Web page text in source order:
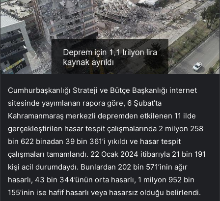
Cumhurbaşkanlığı Strateji ve Bütçe Başkanlığı internet
sitesinde yayımlanan rapora göre, 6 Şubat’ta
Kahramanmaraş merkezli depremden etkilenen 11 ilde
gerçekleştirilen hasar tespit çalışmalarında 2 milyon 258
bin 622 binadan 39 bin 361’i yıkıldı ve hasar tespit
çalışmaları tamamlandı. 22 Ocak 2024 itibarıyla 21 bin 191
kişi acil durumdaydı. Bunlardan 202 bin 571’inin ağır
hasarlı, 43 bin 344’ünün orta hasarlı, 1 milyon 952 bin
155’inin ise hafif hasarlı veya hasarsız olduğu belirlendi.